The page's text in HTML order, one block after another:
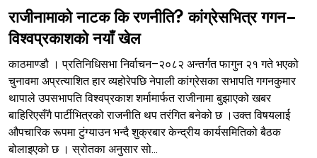
राजीनामाको नाटक कि रणनीति? कांग्रेसभित्र गगन–
विश्वप्रकाशको नयाँ खेल
काठमाण्डौ । प्रतिनिधिसभा निर्वाचन–२०८२ अन्तर्गत फागुन २१ गते भएको
चुनावमा अप्रत्याशित हार व्यहोरेपछि नेपाली कांग्रेसका सभापति गगनकुमार
थापाले उपसभापति विश्वप्रकाश शर्मामार्फत राजीनामा बुझाएको खबर
बाहिरिएसँगै पार्टीभित्रको राजनीति थप तरंगित बनेको छ ।उक्त विषयलाई
औपचारिक रूपमा टुंग्याउन भन्दै शुक्रबार केन्द्रीय कार्यसमितिको बैठक
बोलाइएको छ । स्रोतका अनुसार सो...